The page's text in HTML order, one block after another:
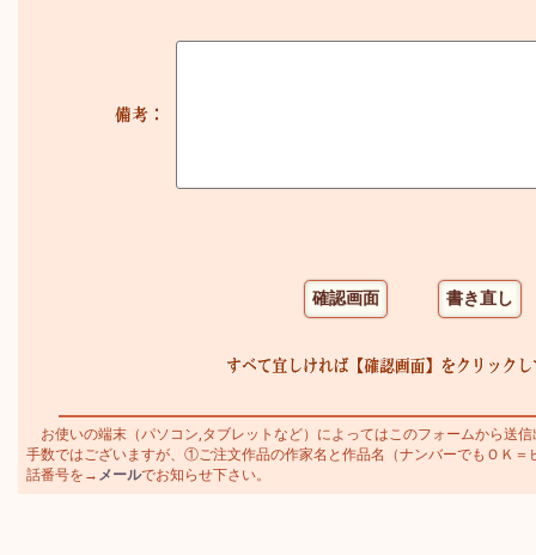
お使いの端末（パソコン,タブレットなど）によってはこのフォームから送
手数ではございますが、①ご注文作品の作家名と作品名（ナンバーでもＯＫ
話番号を→ メールでお知らせ下さい。